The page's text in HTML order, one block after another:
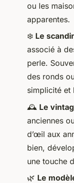
ou les
apparentes.
❄️ Le
associé à
perle.
des ronds
simplicité et
🕰️ Le
anciennes
d’œil aux
bien,
une touche
🌿 Le